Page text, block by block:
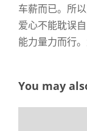
车薪而已。所
爱心不能耽误
能力量力而行
You may